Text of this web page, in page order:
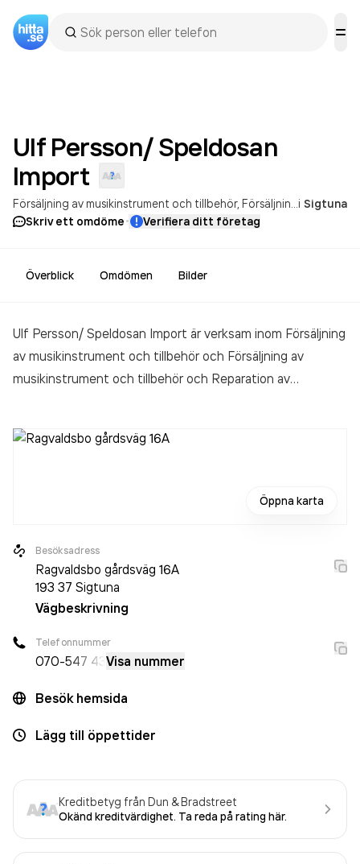
Ulf Persson/ Speldosan
Import
Försäljning av musikinstrument och tillbehör Försäljning av musikinstrument och tillbehör i Sigtuna
Skriv ett omdöme· Verifiera ditt företag
Överblick Omdömen Bilder
Ulf Persson/ Speldosan Import är verksam inom Försäljning
av musikinstrument och tillbehör och Försäljning av
musikinstrument och tillbehör och Reparation av
och Försäljning av pianon och orglar
Öppna karta
Besöksadress
Ragvaldsbo gårdsväg 16A
193 37 Sigtuna
Vägbeskrivning
Telefonnummer
070-547 43 Visa nummer
Besök hemsida
Lägg till öppettider
Kreditbetyg från Dun & Bradstreet
Okänd kreditvärdighet. Ta reda på rating här.